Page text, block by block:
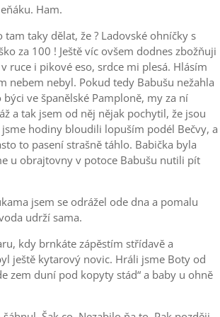
Ham.
taky dělat, že ? Ladovské ohníčky s
za 100 ! Ještě víc ovšem dodnes zbožňuji
ruce i pikové eso, srdce mi plesá. Hlásím
nebem nebyl. Pokud tedy Babušu nežahla
ve španělské Pamploně, my za ní
a tak jsem od něj nějak pochytil, že jsou
hodiny bloudili lopuším podél Bečvy, a
to pasení strašně táhlo. Babička byla
u obrajtovny v potoce Babušu nutili pít
jsem se odrážel ode dna a pomalu
udrží sama.
kdy brnkáte zápěstím střídavě a
ještě kytarový novic. Hráli jsme Boty od
zem duní pod kopyty stád“ a baby u ohně